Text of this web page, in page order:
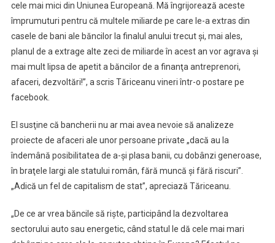
cele mai mici din Uniunea Europeană. Mă îngrijorează aceste
împrumuturi pentru că multele miliarde pe care le-a extras din
casele de bani ale băncilor la finalul anului trecut şi, mai ales,
planul de a extrage alte zeci de miliarde în acest an vor agrava şi
mai mult lipsa de apetit a băncilor de a finanţa antreprenori,
afaceri, dezvoltări!”, a scris Tăriceanu vineri într-o postare pe
facebook.
El susţine că bancherii nu ar mai avea nevoie să analizeze
proiecte de afaceri ale unor persoane private „dacă au la
îndemână posibilitatea de a-şi plasa banii, cu dobânzi generoase,
în braţele largi ale statului român, fără muncă şi fără riscuri”.
„Adică un fel de capitalism de stat”, apreciază Tăriceanu.
„De ce ar vrea băncile să rişte, participând la dezvoltarea
sectorului auto sau energetic, când statul le dă cele mai mari